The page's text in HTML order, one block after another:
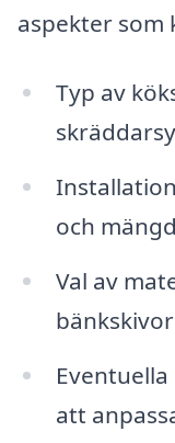
aspekter som
Typ av
och
Val av
att